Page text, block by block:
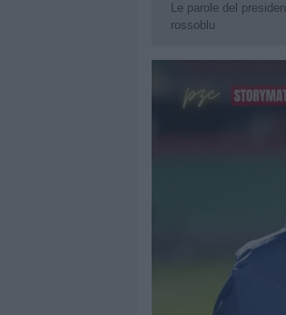
Le parole del
rossoblu